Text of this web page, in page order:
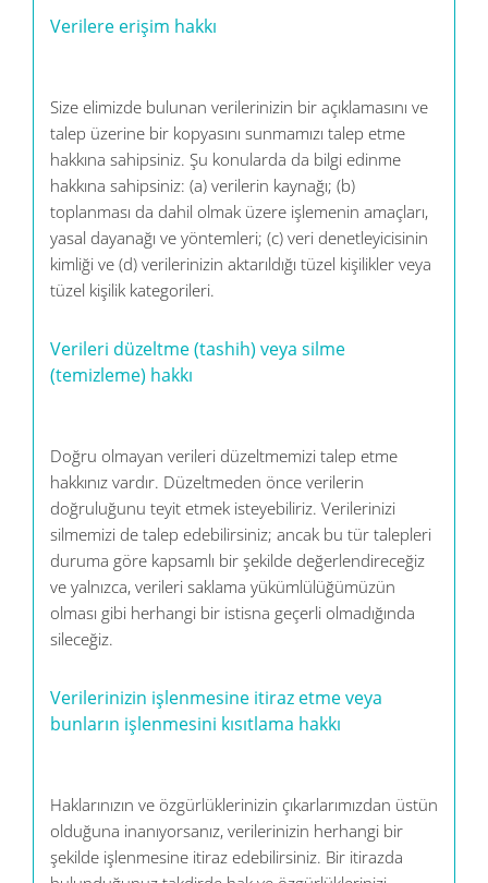
Verilere erişim hakkı
Size elimizde bulunan verilerinizin bir açıklamasını ve
talep üzerine bir kopyasını sunmamızı talep etme
hakkına sahipsiniz. Şu konularda da bilgi edinme
hakkına sahipsiniz: (a) verilerin kaynağı; (b)
toplanması da dahil olmak üzere işlemenin amaçları,
yasal dayanağı ve yöntemleri; (c) veri denetleyicisinin
kimliği ve (d) verilerinizin aktarıldığı tüzel kişilikler veya
tüzel kişilik kategorileri.
Verileri düzeltme (tashih) veya silme
(temizleme) hakkı
Doğru olmayan verileri düzeltmemizi talep etme
hakkınız vardır. Düzeltmeden önce verilerin
doğruluğunu teyit etmek isteyebiliriz. Verilerinizi
silmemizi de talep edebilirsiniz; ancak bu tür talepleri
duruma göre kapsamlı bir şekilde değerlendireceğiz
ve yalnızca, verileri saklama yükümlülüğümüzün
olması gibi herhangi bir istisna geçerli olmadığında
sileceğiz.
Verilerinizin işlenmesine itiraz etme veya
bunların işlenmesini kısıtlama hakkı
Haklarınızın ve özgürlüklerinizin çıkarlarımızdan üstün
olduğuna inanıyorsanız, verilerinizin herhangi bir
şekilde işlenmesine itiraz edebilirsiniz. Bir itirazda